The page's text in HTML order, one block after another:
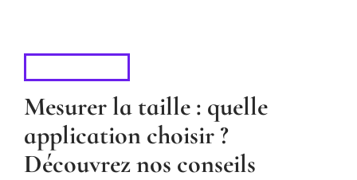
Mesurer la taille : quelle
application choisir ?
Découvrez nos conseils